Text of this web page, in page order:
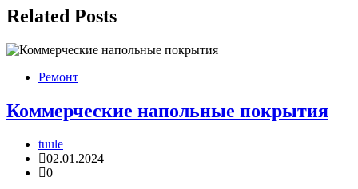
Related Posts
Ремонт
Коммерческие напольные покрытия
tuule
02.01.2024
0